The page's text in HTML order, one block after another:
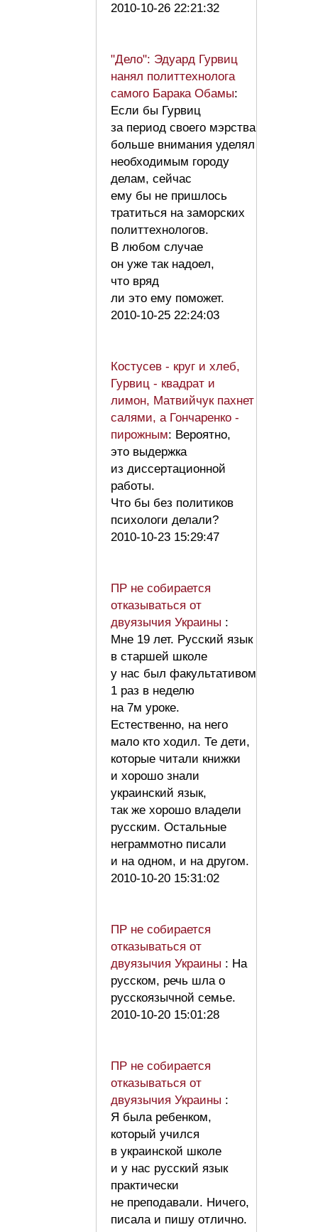
2010-10-26 22:21:32
"Дело": Эдуард Гурвиц
нанял политтехнолога
самого Барака Обамы:
Если бы Гурвиц
за период своего мэрства
больше внимания уделял
необходимым городу
делам, сейчас
ему бы не пришлось
тратиться на заморских
политтехнологов.
В любом случае
он уже так надоел,
что вряд
ли это ему поможет.
2010-10-25 22:24:03
Костусев - круг и хлеб,
Гурвиц - квадрат и
лимон, Матвийчук пахнет
салями, а Гончаренко -
пирожным: Вероятно,
это выдержка
из диссертационной
работы.
Что бы без политиков
психологи делали?
2010-10-23 15:29:47
ПР не собирается
отказываться от
двуязычия Украины :
Мне 19 лет. Русский язык
в старшей школе
у нас был факультативом
1 раз в неделю
на 7м уроке.
Естественно, на него
мало кто ходил. Те дети,
которые читали книжки
и хорошо знали
украинский язык,
так же хорошо владели
русским. Остальные
неграммотно писали
и на одном, и на другом.
2010-10-20 15:31:02
ПР не собирается
отказываться от
двуязычия Украины : На
русском, речь шла о
русскоязычной семье.
2010-10-20 15:01:28
ПР не собирается
отказываться от
двуязычия Украины :
Я была ребенком,
который учился
в украинской школе
и у нас русский язык
практически
не преподавали. Ничего,
писала и пишу отлично.